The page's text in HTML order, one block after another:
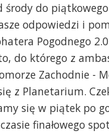
środy do
odpowiedzi i
Pogodnego
do którego z
Zachodnie -
z Planetarium.
się w piątek po
finałowego